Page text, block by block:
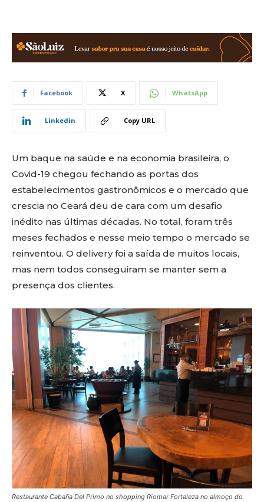
Facebook X WhatsApp
Linkedin Copy URL
Um baque na saúde e na economia brasileira, o
Covid-19 chegou fechando as portas dos
estabelecimentos gastronômicos e o mercado que
crescia no Ceará deu de cara com um desafio
inédito nas últimas décadas. No total, foram três
meses fechados e nesse meio tempo o mercado se
reinventou. O delivery foi a saída de muitos locais,
mas nem todos conseguiram se manter sem a
presença dos clientes.
Restaurante Cabaña Del Primo no shopping Riomar Fortaleza no almoço do